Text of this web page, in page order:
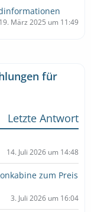
19. März 2025 um 11:49
für
Letzte Antwort
14. Juli 2026 um 14:48
zum Preis
3. Juli 2026 um 16:04